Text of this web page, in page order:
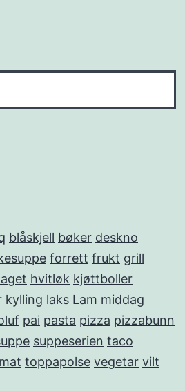
blåskjell bøker deskno
forrett frukt grill
hvitløk kjøttboller
kylling laks Lam middag
pai pasta pizza pizzabunn
suppeserien taco
toppapolse vegetar vilt